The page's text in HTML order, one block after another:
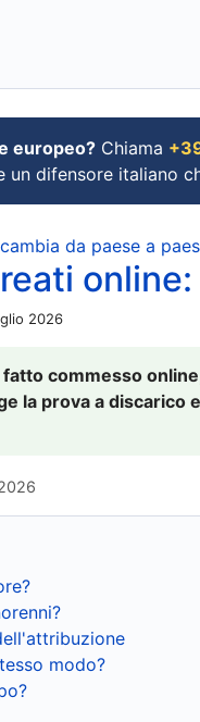
europeo? Chiama
difensore italiano
da paese a
2026
commesso
la prova a discarico
modo?